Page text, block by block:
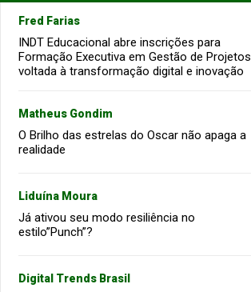
Fred Farias
INDT Educacional abre inscrições para
Formação Executiva em Gestão de Projetos
voltada à transformação digital e inovação
Matheus Gondim
O Brilho das estrelas do Oscar não apaga a
realidade
Liduína Moura
Já ativou seu modo resiliência no
estilo”Punch”?
Digital Trends Brasil